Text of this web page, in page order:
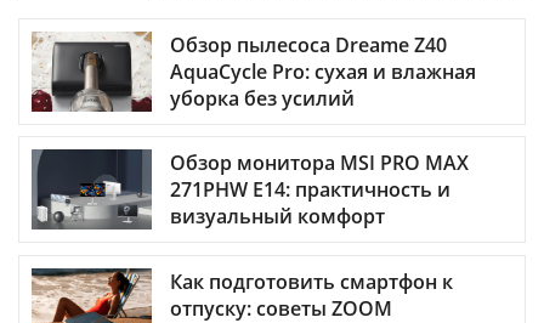
Обзор пылесоса Dreame Z40
AquaCycle Pro: сухая и влажная
уборка без усилий
Обзор монитора MSI PRO MAX
271PHW E14: практичность и
визуальный комфорт
Как подготовить смартфон к
отпуску: советы ZOOM